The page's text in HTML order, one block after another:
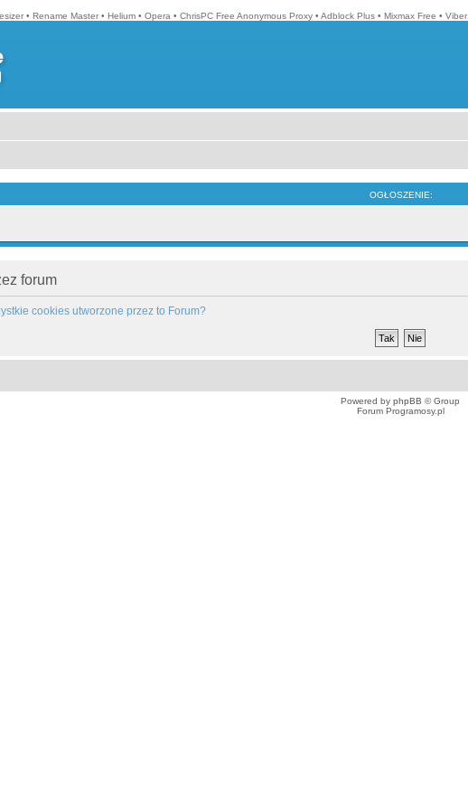
• Rename Master • Helium • Opera • ChrisPC Free Anonymous Proxy • Adblock Plus • Mixmax Free • Viber
OGŁOSZENIE:
forum
cookies utworzone przez to Forum?
Powered by phpBB © Group
Forum Programosy.pl